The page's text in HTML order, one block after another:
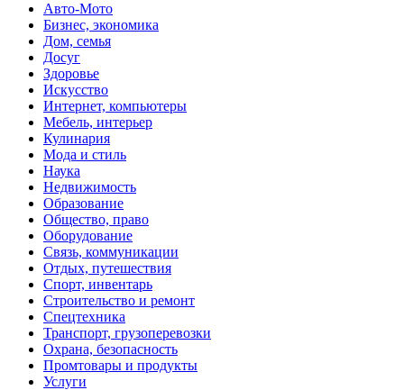
Авто-Мото
Бизнес, экономика
Дом, семья
Досуг
Здоровье
Искусство
Интернет, компьютеры
Мебель, интерьер
Кулинария
Мода и стиль
Наука
Недвижимость
Образование
Общество, право
Оборудование
Связь, коммуникации
Отдых, путешествия
Спорт, инвентарь
Строительство и ремонт
Спецтехника
Транспорт, грузоперевозки
Охрана, безопасность
Промтовары и продукты
Услуги